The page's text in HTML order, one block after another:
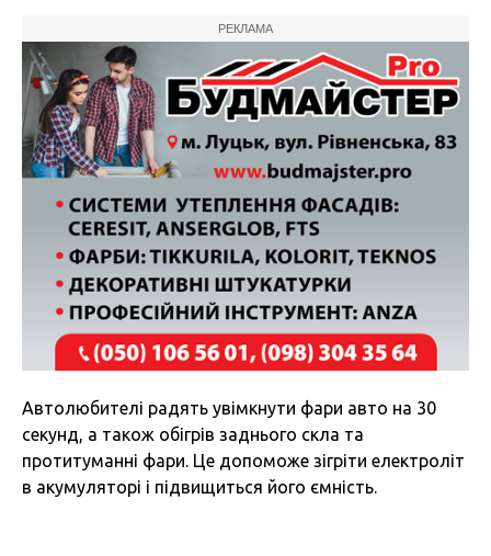
РЕКЛАМА
Автолюбителі радять увімкнути фари авто на 30
секунд, а також обігрів заднього скла та
протитуманні фари. Це допоможе зігріти електроліт
в акумуляторі і підвищиться його ємність.